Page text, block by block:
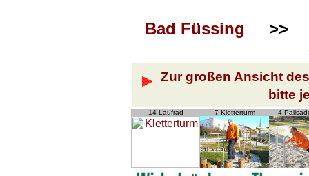
Bad Füssing
Zur großen Ansicht
bitte
14 Laufrad 7 Kletterturm 4